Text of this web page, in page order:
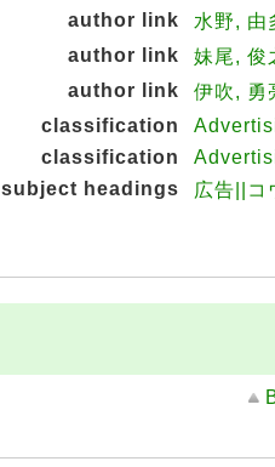
author link
水野, 由
author link
妹尾, 俊
author link
伊吹, 勇
classification
classification
subject headings
広告||コ